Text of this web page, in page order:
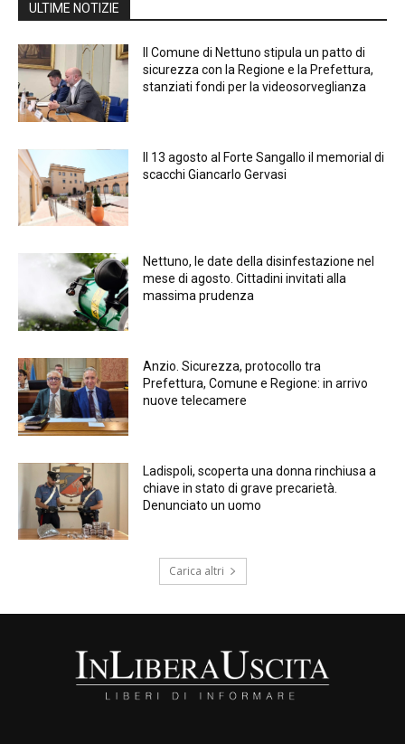
ULTIME NOTIZIE
Il Comune di Nettuno stipula un patto di
sicurezza con la Regione e la Prefettura,
stanziati fondi per la videosorveglianza
Il 13 agosto al Forte Sangallo il memorial di
scacchi Giancarlo Gervasi
Nettuno, le date della disinfestazione nel
mese di agosto. Cittadini invitati alla
massima prudenza
Anzio. Sicurezza, protocollo tra
Prefettura, Comune e Regione: in arrivo
nuove telecamere
Ladispoli, scoperta una donna rinchiusa a
chiave in stato di grave precarietà.
Denunciato un uomo
Carica altri